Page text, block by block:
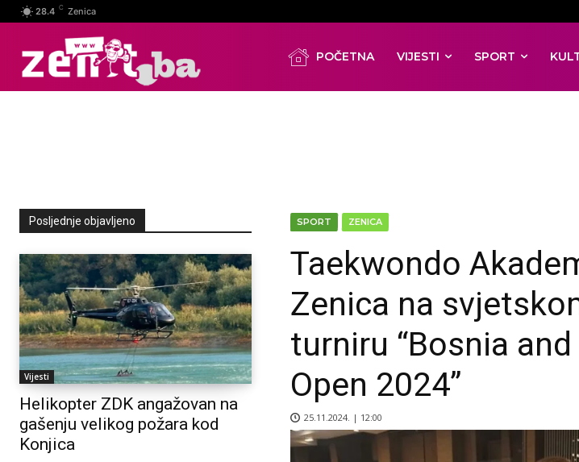
28.4 C Zenica
POČETNA VIJESTI SPORT
Posljednje objavljeno
Vijesti
Helikopter ZDK angažovan na
gašenju velikog požara kod
Konjica
SPORT ZENICA
Taekwondo
Zenica na
turniru “Bosnia
Open 2024”
25.11.2024. | 12:00